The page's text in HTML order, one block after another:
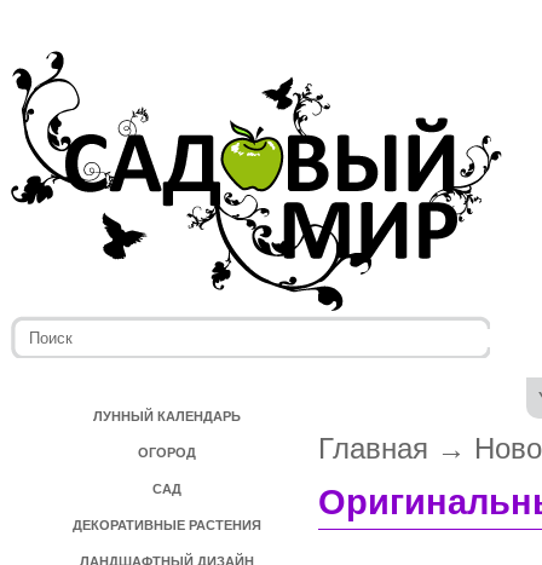
ЛУННЫЙ КАЛЕНДАРЬ
ОГОРОД
САД
ДЕКОРАТИВНЫЕ РАСТЕНИЯ
ЛАНДШАФТНЫЙ ДИЗАЙН
Главная →